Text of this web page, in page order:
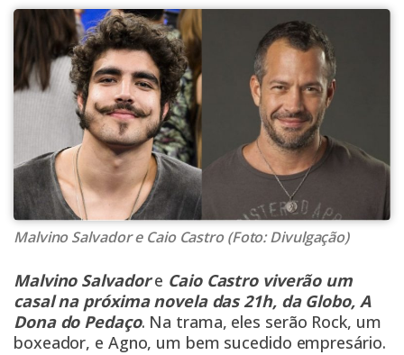
Malvino Salvador e Caio Castro (Foto: Divulgação)
Malvino Salvador e Caio Castro viverão um
casal na próxima novela das 21h, da Globo, A
Dona do Pedaço. Na trama, eles serão Rock, um
boxeador, e Agno, um bem sucedido empresário.